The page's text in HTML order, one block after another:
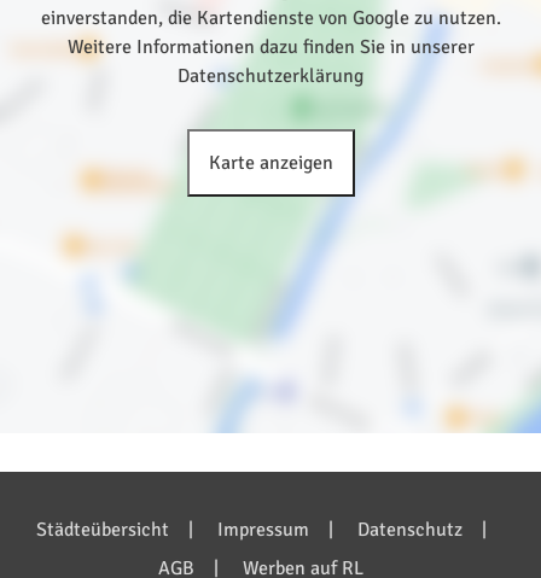
einverstanden, die Kartendienste von Google zu nutzen.
Weitere Informationen dazu finden Sie in unserer
Datenschutzerklärung
Karte anzeigen
Städteübersicht Impressum
Datenschutz
AGB
Werben auf RL